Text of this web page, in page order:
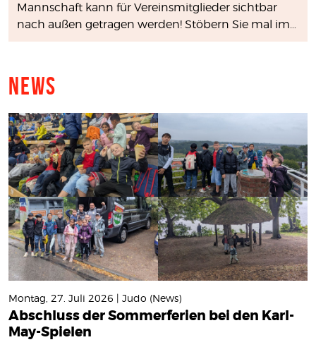
Mannschaft kann für Vereinsmitglieder sichtbar
nach außen getragen werden! Stöbern Sie mal im
Online-Fan-Shop!
News
Montag, 27. Juli 2026 | Judo (News)
Abschluss der Sommerferien bei den Karl-
May-Spielen